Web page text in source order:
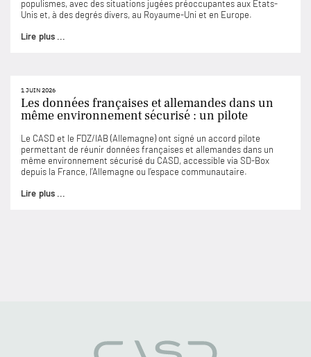
populismes, avec des situations jugées préoccupantes aux États-
Unis et, à des degrés divers, au Royaume-Uni et en Europe.
Lire plus ...
1 JUIN 2026
Les données françaises et allemandes dans un
même environnement sécurisé : un pilote
Le CASD et le FDZ/IAB (Allemagne) ont signé un accord pilote
permettant de réunir données françaises et allemandes dans un
même environnement sécurisé du CASD, accessible via SD-Box
depuis la France, l’Allemagne ou l’espace communautaire.
Lire plus ...